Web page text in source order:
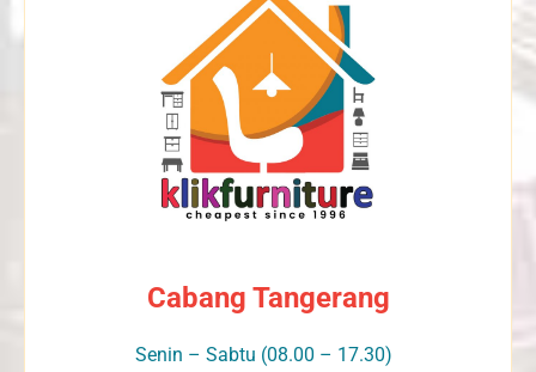
Cabang Tangerang
Senin – Sabtu (08.00 – 17.30)